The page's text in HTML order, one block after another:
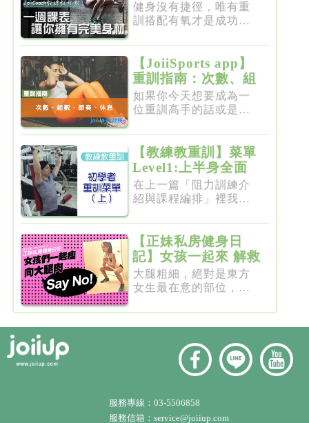
健身沒有捷徑，唯有重
訓搭配有氧才是成功的
【JoiiSports app】
重訓指南：次數、組
數、節奏、休息
如果你今天想要成為一
位重訓高手的話或是想
【教練教重訓】菜單
Level1:上半身全面
增肌雕塑
在上一篇「阻力訓練介
紹與課程編排」裡我們
【正妹私房健身日
記】女孩一起來 解救
粗大腿
大腿粗細，絕對是東方
女生最在意的部位，彷
服務專線： 03-5506858
服務信箱： service@joiiup.com